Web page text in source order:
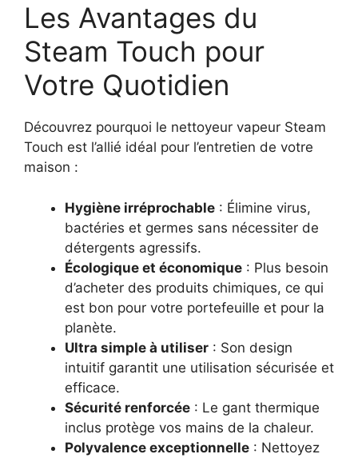
Les Avantages du
Steam Touch pour
Votre Quotidien
Découvrez pourquoi le nettoyeur vapeur Steam
Touch est l’allié idéal pour l’entretien de votre
maison :
Hygiène irréprochable : Élimine virus,
bactéries et germes sans nécessiter de
détergents agressifs.
Écologique et économique : Plus besoin
d’acheter des produits chimiques, ce qui
est bon pour votre portefeuille et pour la
planète.
Ultra simple à utiliser : Son design
intuitif garantit une utilisation sécurisée et
efficace.
Sécurité renforcée : Le gant thermique
inclus protège vos mains de la chaleur.
Polyvalence exceptionnelle : Nettoyez